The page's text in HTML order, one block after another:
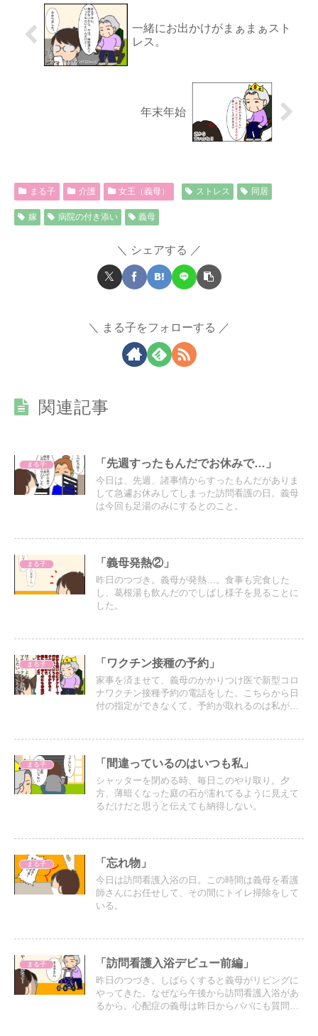
一緒にお出かけがまぁまぁスト
レス。
年末年始
まる子 介護 女王（義母） ストレス 同居
嫁 病院の付き添い 義母
シェアする
まる子をフォローする
関連記事
まる子 「先週すったもんだでお休みで…」
今日は、先週、諸事情からすったもんだがありま
して急遽お休みしてしまった訪問看護の日。義母
は今回も足湯のみにするとのこと。
まる子 「義母発熱②」
昨日のつづき。義母が発熱…。食事も完食した
し、葛根湯も飲んだのでしばし様子を見ることに
した。
まる子 「ワクチン接種の予約」
家事を済ませて、義母のかかりつけ医で新型コロ
ナワクチン接種予約の電話をした。こちらから日
付の指定ができなくて、予約が取れるのは私が仕
まる子 「間違っているのはいつも私」
シャッターを閉める時、毎日このやり取り。夕
方、薄暗くなった庭の石が濡れてるように見えて
るだけだと思うと伝えても納得しない。
まる子 「忘れ物」
今日は訪問看護入浴の日。この時間は義母を看護
師さんにお任せして、その間にトイレ掃除をして
いる。
まる子 「訪問看護入浴デビュー前編」
昨日のつづき。しばらくすると義母がリビングに
やってきた。なぜなら午後から訪問看護入浴があ
るから。心配症の義母は昨日からパパにも質問攻